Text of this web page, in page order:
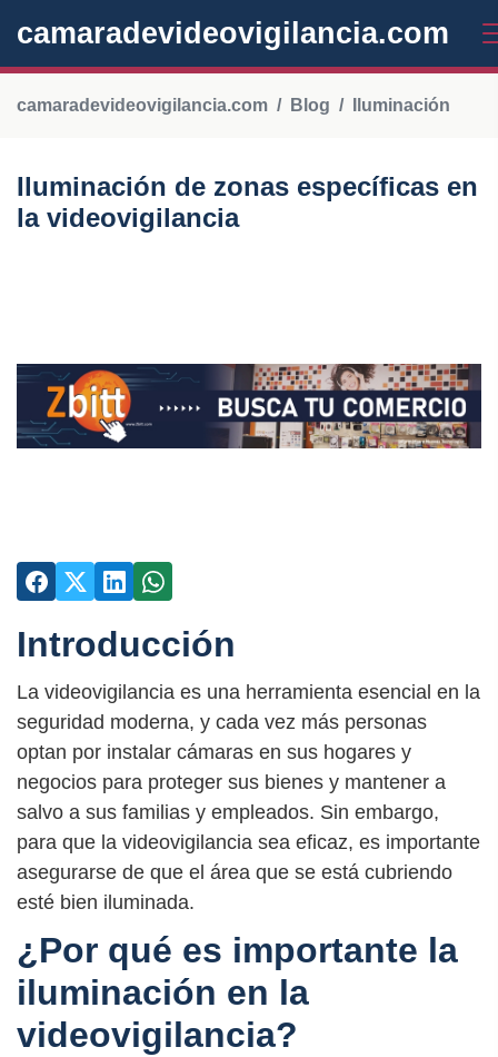
camaradevideovigilancia.com
camaradevideovigilancia.com Blog Iluminación
Iluminación de zonas específicas en
la videovigilancia
Introducción
La videovigilancia es una herramienta esencial en la
seguridad moderna, y cada vez más personas
optan por instalar cámaras en sus hogares y
negocios para proteger sus bienes y mantener a
salvo a sus familias y empleados. Sin embargo,
para que la videovigilancia sea eficaz, es importante
asegurarse de que el área que se está cubriendo
esté bien iluminada.
¿Por qué es importante la
iluminación en la
videovigilancia?